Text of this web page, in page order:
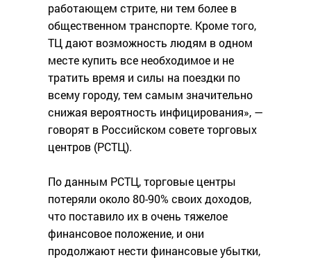
работающем стрите, ни тем более в
общественном транспорте. Кроме того,
ТЦ дают возможность людям в одном
месте купить все необходимое и не
тратить время и силы на поездки по
всему городу, тем самым значительно
снижая вероятность инфицирования», —
говорят в Российском совете торговых
центров (РСТЦ).
По данным РСТЦ, торговые центры
потеряли около 80-90% своих доходов,
что поставило их в очень тяжелое
финансовое положение, и они
продолжают нести финансовые убытки,